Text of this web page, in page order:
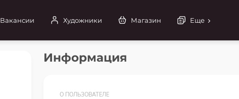
Вакансии Художники Магазин Еще
Информация
О ПОЛЬЗОВАТЕЛЕ